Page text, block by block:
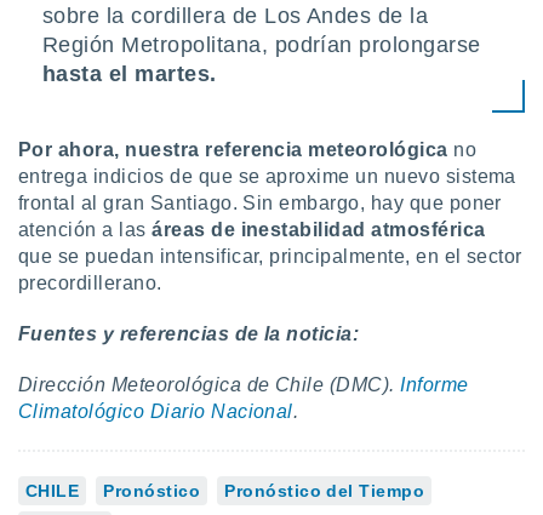
sobre la cordillera de Los Andes de la
Región Metropolitana, podrían prolongarse
hasta el martes.
Por ahora, nuestra referencia meteorológica no
entrega indicios de que se aproxime un nuevo sistema
frontal al gran Santiago. Sin embargo, hay que poner
atención a lasáreas de inestabilidad atmosférica
que se puedan intensificar, principalmente, en el sector
precordillerano.
Fuentes y referencias de la noticia:
Dirección Meteorológica de Chile (DMC).Informe
Climatológico Diario Nacional.
CHILE Pronóstico
Pronóstico del Tiempo